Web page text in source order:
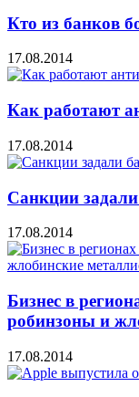
Кто из банков
17.08.2014
Как работают
17.08.2014
Санкции
17.08.2014
Бизнес в
робинзоны и
17.08.2014